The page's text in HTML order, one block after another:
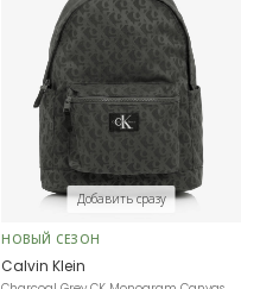
Добавить сразу
НОВЫЙ СЕЗОН
Calvin Klein